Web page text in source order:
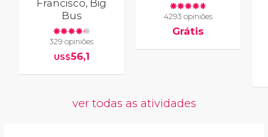
Francisco, Big
Bus
329 opiniões
US$56,1
4293 opiniões
Grátis
ver todas as atividades